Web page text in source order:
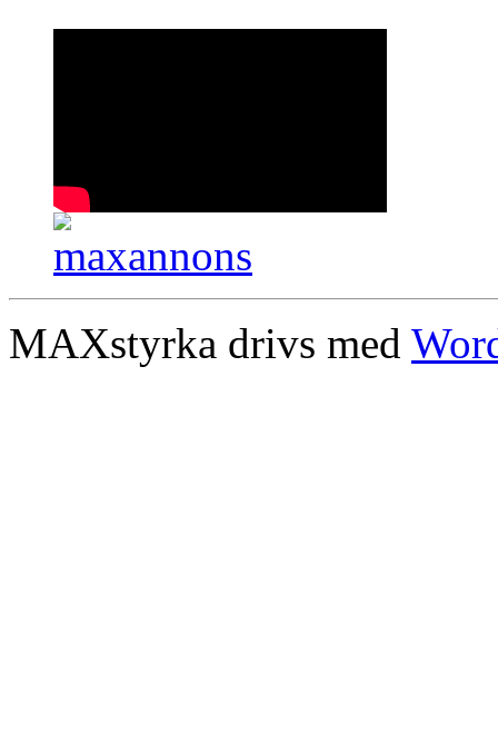
MAXstyrka drivs med